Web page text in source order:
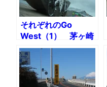
それぞれのGo
West（1） 茅ヶ崎
～浜松221km